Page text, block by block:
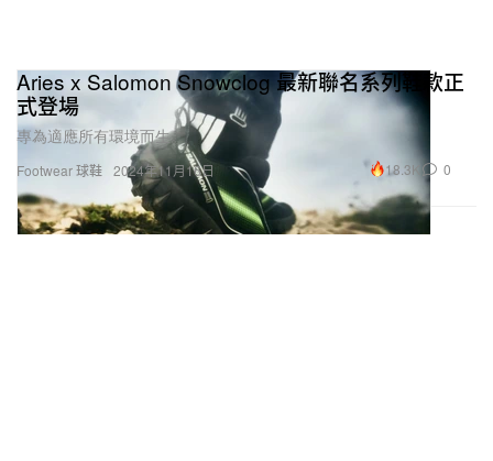
Footwear 球鞋
Aries x Salomon Snowclog 最新聯名系列鞋款正
式登場
專為適應所有環境而生。
2024年11月16日 18.3K 0